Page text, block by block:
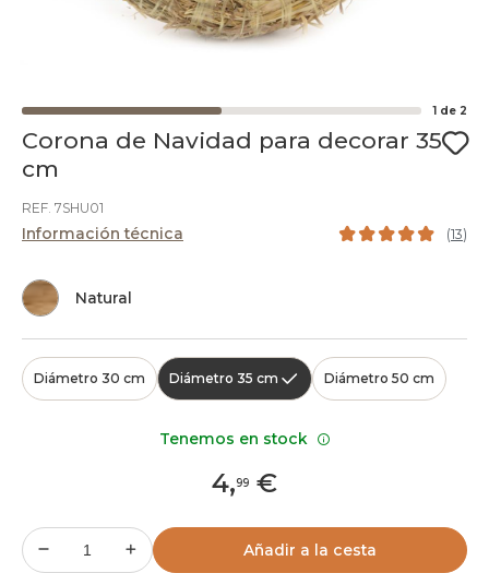
1 de 2
Corona de Navidad para decorar 35
cm
REF. 7SHU01
Información técnica (13)
Natural
Diámetro 30 cm Diámetro 35 cm Diámetro 50 cm
4,99 €
Añadir a la cesta